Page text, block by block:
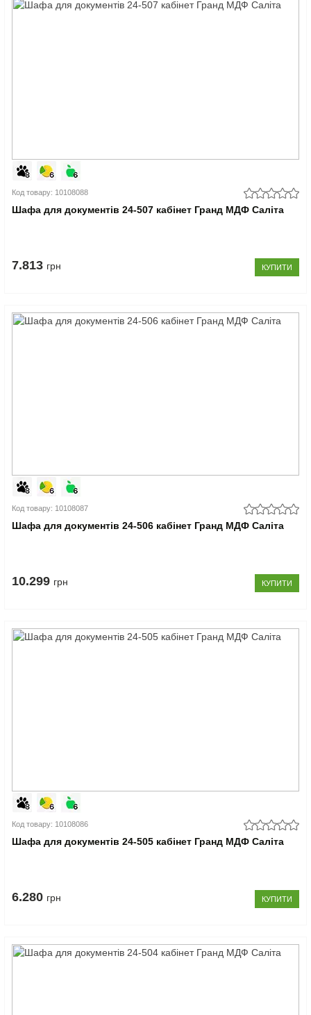
Код товару: 10108088
Шафа для документів 24-507 кабінет Гранд МДФ Саліта
7.813 грн КУПИТИ
Код товару: 10108087
Шафа для документів 24-506 кабінет Гранд МДФ Саліта
10.299 грн КУПИТИ
Код товару: 10108086
Шафа для документів 24-505 кабінет Гранд МДФ Саліта
6.280 грн КУПИТИ